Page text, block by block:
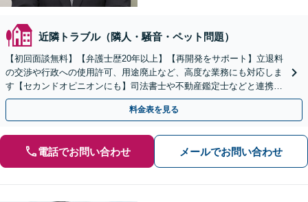
近隣トラブル（隣人・騒音・ペット問題）
【初回面談無料】【弁護士歴20年以上】【再開発をサポート】立退料
の交渉や行政への使用許可、用途廃止など、高度な業務にも対応しま
す【セカンドオピニオンにも】司法書士や不動産鑑定士などと連携。
農地や山林などもお任せください【枚方市駅6分】
料金表を見る
電話でお問い合わせ メールでお問い合わせ